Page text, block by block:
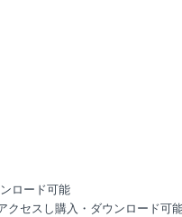
ロード可能
クセスし購入・ダウンロード可能